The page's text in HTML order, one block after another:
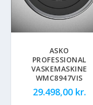
ASKO
PROFESSIONAL
VASKEMASKINE
WMC8947VIS
29.498,00 kr.